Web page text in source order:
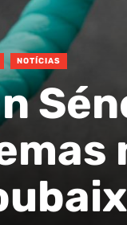
NOTÍCIAS